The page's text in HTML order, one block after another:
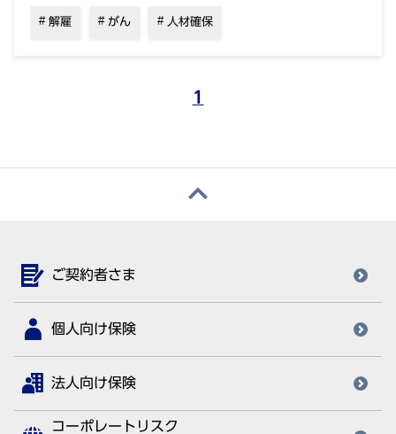
解雇 がん 人材確保
1
ご契約者さま
個人向け保険
法人向け保険
コーポレートリスク